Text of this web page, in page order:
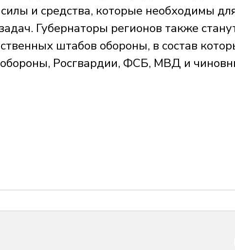
и средства, которые необходимы
Губернаторы регионов также
штабов обороны, в состав
Росгвардии, ФСБ, МВД и